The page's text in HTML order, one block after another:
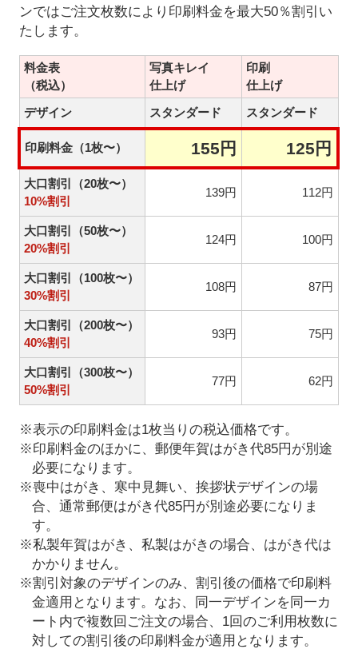
ンではご注文枚数により印刷料金を最大50％割引い
たします。
料金表
（税込）
写真キレイ
仕上げ
印刷
仕上げ
デザイン
スタンダード スタンダード
印刷料金（1枚〜） 155円 125円
大口割引（20枚〜）
10%割引
139円 112円
大口割引（50枚〜）
20%割引
124円 100円
大口割引（100枚〜）
30%割引
108円 87円
大口割引（200枚〜）
40%割引
93円 75円
大口割引（300枚〜）
50%割引
77円 62円
※表示の印刷料金は1枚当りの税込価格です。
※印刷料金のほかに、郵便年賀はがき代85円が別途
必要になります。
※喪中はがき、寒中見舞い、挨拶状デザインの場
合、通常郵便はがき代85円が別途必要になりま
す。
※私製年賀はがき、私製はがきの場合、はがき代は
かかりません。
※割引対象のデザインのみ、割引後の価格で印刷料
金適用となります。なお、同一デザインを同一カ
ート内で複数回ご注文の場合、1回のご利用枚数に
対しての割引後の印刷料金が適用となります。